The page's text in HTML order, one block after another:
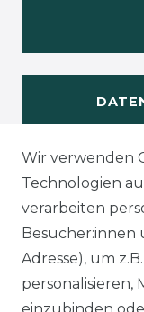
Wir verwenden
Technologien
verarbeiten
Besucher:innen
Adresse), um
personalisieren,